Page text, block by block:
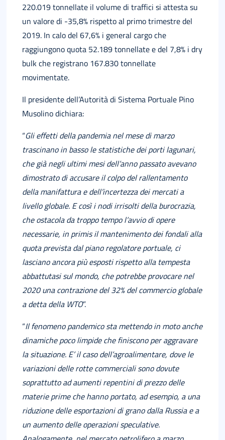
220.019 tonnellate il volume di traffici si attesta su
un valore di -35,8% rispetto al primo trimestre del
2019. In calo del 67,6% i general cargo che
raggiungono quota 52.189 tonnellate e del 7,8% i dry
bulk che registrano 167.830 tonnellate
movimentate.
Il presidente dell’Autorità di Sistema Portuale Pino
Musolino dichiara:
“Gli effetti della pandemia nel mese di marzo
trascinano in basso le statistiche dei porti lagunari,
che già negli ultimi mesi dell’anno passato avevano
dimostrato di accusare il colpo del rallentamento
della manifattura e dell’incertezza dei mercati a
livello globale. E così i nodi irrisolti della burocrazia,
che ostacola da troppo tempo l’avvio di opere
necessarie, in primis il mantenimento dei fondali alla
quota prevista dal piano regolatore portuale, ci
lasciano ancora più esposti rispetto alla tempesta
abbattutasi sul mondo, che potrebbe provocare nel
2020 una contrazione del 32% del commercio globale
a detta della WTO”.
“Il fenomeno pandemico sta mettendo in moto anche
dinamiche poco limpide chefiniscono per aggravare
la situazione. E’ il caso dell’agroalimentare, dove le
variazionidelle rotte commerciali sono dovute
soprattutto ad aumenti repentini di prezzo delle
materie prime che hanno portato, ad esempio, a una
riduzione delle esportazioni digrano dalla Russia e a
un aumento delle operazioni speculative.